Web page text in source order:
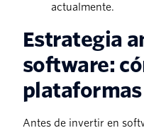
actualmente.
Estrategia
software:
plataformas
Antes de invertir en